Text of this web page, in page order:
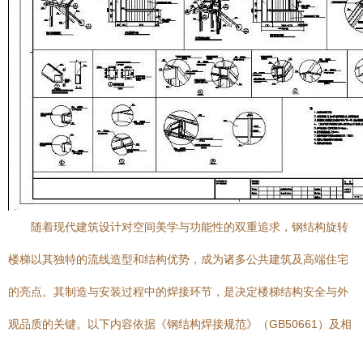
随着现代建筑设计对空间美学与功能性的双重追求，钢结构旋转
楼梯以其独特的流线造型和结构优势，成为诸多公共建筑及高端住宅
的亮点。其制造与安装过程中的焊接环节，是决定楼梯结构安全与外
观品质的关键。以下内容依据《钢结构焊接规范》（GB50661）及相